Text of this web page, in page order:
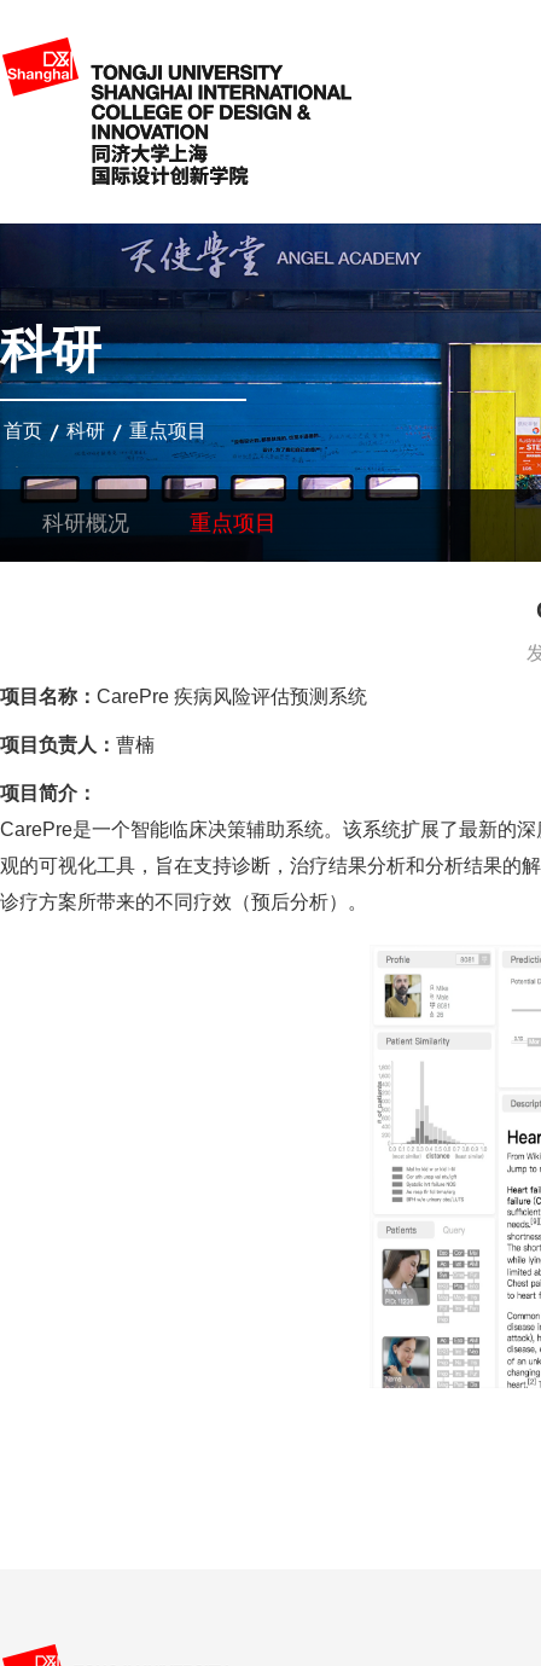
科研
首页 科研 重点项目
科研概况 重点项目
项目名称： CarePre 疾病风险评估预测系统
项目负责人： 曹楠
项目简介：
CarePre是一个智能临床决策辅助系统。该系统扩展了最新的
观的可视化工具，旨在支持诊断，治疗结果分析和分析结果的
诊疗方案所带来的不同疗效（预后分析）。